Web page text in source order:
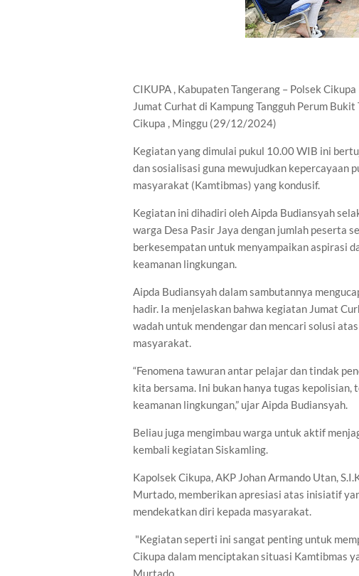
CIKUPA , Kabupaten Tangerang – Polsek
Jumat Curhat di Kampung Tangguh Perum
Cikupa , Minggu (29/12/2024)
Kegiatan yang dimulai pukul 10.00 WIB ini
dan sosialisasi guna mewujudkan kepercayaan
masyarakat (Kamtibmas) yang kondusif.
Kegiatan ini dihadiri oleh Aipda Budiansyah
warga Desa Pasir Jaya dengan jumlah peserta
berkesempatan untuk menyampaikan aspirasi
keamanan lingkungan.
Aipda Budiansyah dalam sambutannya
hadir. Ia menjelaskan bahwa kegiatan Jumat
wadah untuk mendengar dan mencari solusi
masyarakat.
“Fenomena tawuran antar pelajar dan tindak
kita bersama. Ini bukan hanya tugas
keamanan lingkungan,” ujar Aipda Budiansyah.
Beliau juga mengimbau warga untuk aktif
kembali kegiatan Siskamling.
Kapolsek Cikupa, AKP Johan Armando Utan,
Murtado, memberikan apresiasi atas inisiatif
mendekatkan diri kepada masyarakat.
"Kegiatan seperti ini sangat penting untuk
Cikupa dalam menciptakan situasi Kamtibmas
Murtado.